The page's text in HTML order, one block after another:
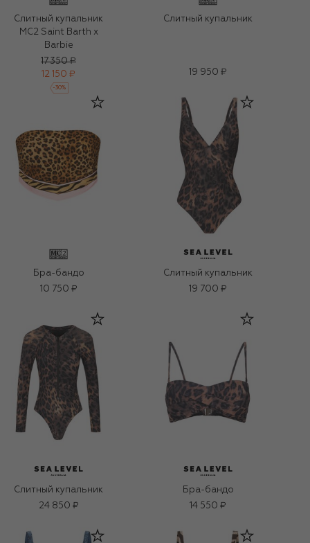
Слитный купальник
MC2 Saint Barth x
Barbie
17 350 ₽
12 150 ₽
-30%
Слитный купальник
19 950 ₽
Бра-бандо
10 750 ₽
Слитный купальник
19 700 ₽
Слитный купальник
24 850 ₽
Бра-бандо
14 550 ₽